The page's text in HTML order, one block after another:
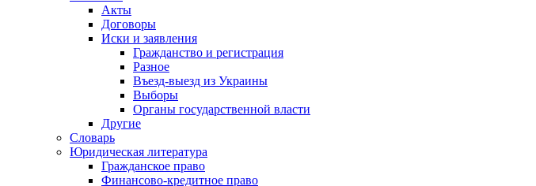
Акты
Договоры
Иски и заявления
Гражданство и регистрация
Разное
Въезд-выезд из Украины
Выборы
Органы государственной власти
Другие
Словарь
Юридическая литература
Гражданское право
Финансово-кредитное право